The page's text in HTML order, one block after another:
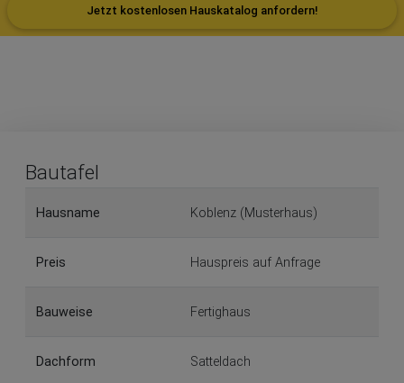
Jetzt kostenlosen Hauskatalog anfordern!
Bautafel
Hausname Koblenz (Musterhaus)
Preis Hauspreis auf Anfrage
Bauweise Fertighaus
Dachform Satteldach